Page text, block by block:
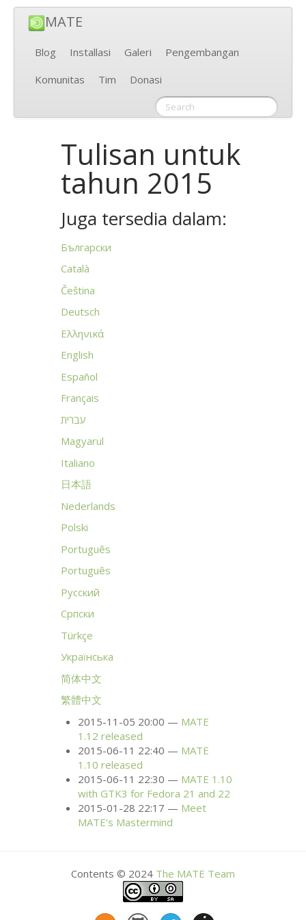
MATE
Blog Installasi Galeri
Pengembangan
Komunitas
Tim Donasi
Tulisan untuk
tahun 2015
Juga tersedia dalam:
Български
Català
Čeština
Deutsch
Ελληνικά
English
Español
Français
עברית
Magyarul
Italiano
日本語
Nederlands
Polski
Português
Português
Русский
Српски
Türkçe
Українська
简体中文
繁體中文
2015-11-05 20:00
MATE
1.12 released
2015-06-11 22:40
MATE
1.10 released
2015-06-11 22:30
MATE 1.10
withGTK3 for Fedora 21 and 22
2015-01-28 22:17
Meet
MATE’s Mastermind
Contents © 2024 The MATE Team